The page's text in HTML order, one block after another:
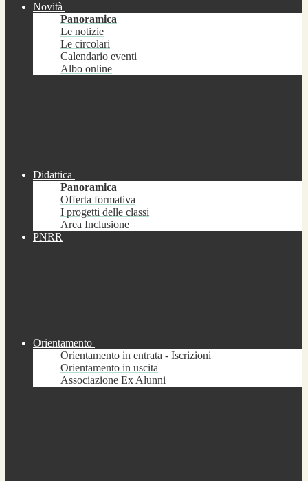
Novità
Panoramica
Le notizie
Le circolari
Calendario eventi
Albo online
Didattica
Panoramica
Offerta formativa
I progetti delle classi
Area Inclusione
PNRR
Orientamento
Orientamento in entrata - Iscrizioni
Orientamento in uscita
Associazione Ex Alunni